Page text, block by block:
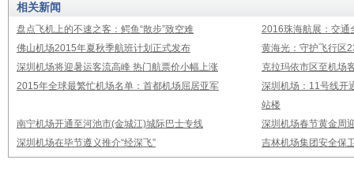
相关新闻
盘点飞机上的不速之客：鳄鱼“散步”致空难
2016珠海航展：交通
佛山机场2015年夏秋季航班计划正式发布
黄海光：守护飞行区
深圳机场将迎暑运客流高峰 热门航票价小幅上涨
克拉玛依市区至机场
2015年全球最繁忙机场名单：首都机场屈居亚军
深圳机场：11号线开
站楼
南宁机场开通至河池市(金城江)城际巴士专线
深圳机场春节黄金周
深圳机场在毕节遵义推介“经深飞”
吉林机场集团安全保